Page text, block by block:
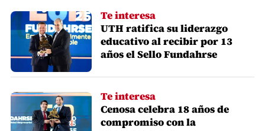
Te interesa
UTH ratifica su liderazgo
educativo al recibir por 13
años el Sello Fundahrse
Te interesa
Cenosa celebra 18 años de
compromiso con la